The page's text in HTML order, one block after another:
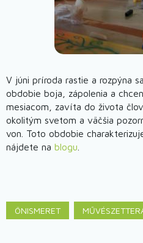
V júni príroda rastie a rozpýna
obdobie boja, zápolenia a
mesiacom, zavíta do života
okolitým svetom a väčšia
von. Toto obdobie
nájdete na blogu
ÖNISMERET